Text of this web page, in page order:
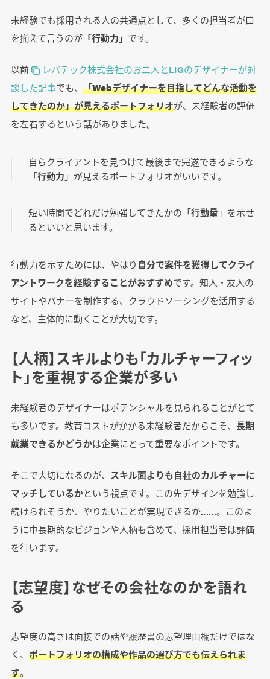
未経験でも採用される人の共通点として、多くの担当者が口
を揃えて言うのが「行動力」 です。
以前
レバテック株式会社のお二人とLIGのデザイナーが対
談した記事でも、 「Webデザイナーを目指してどんな活動を
してきたのか」が見えるポートフォリオが、未経験者の評価
を左右するという話がありました。
自らクライアントを見つけて最後まで完遂できるような
「行動力 」が見えるポートフォリオがいいです。
短い時間でどれだけ勉強してきたかの「行動量」を示せ
るといいと思います。
行動力を示すためには、やはり 自分で案件を獲得してクライ
アントワークを経験することがおすすめです。知人・友人の
サイトやバナーを制作する、クラウドソーシングを活用する
など、主体的に動くことが大切です。
【人柄】スキルよりも「カルチャーフィッ
ト」を重視する企業が多い
未経験者のデザイナーはポテンシャルを見られることがとて
も多いです。教育コストがかかる未経験者だからこそ、 長期
就業できるかどうかは企業にとって重要なポイントです。
そこで大切になるのが、 スキル面よりも自社のカルチャーに
マッチしているかという視点です。この先デザインを勉強し
続けられそうか、やりたいことが実現できるか……。このよ
うに中長期的なビジョンや人柄も含めて、採用担当者は評価
を行います。
【志望度】なぜその会社なのかを語れ
る
志望度の高さは面接での話や履歴書の志望理由欄だけではな
く、 ポートフォリオの構成や作品の選び方でも伝えられま
す。